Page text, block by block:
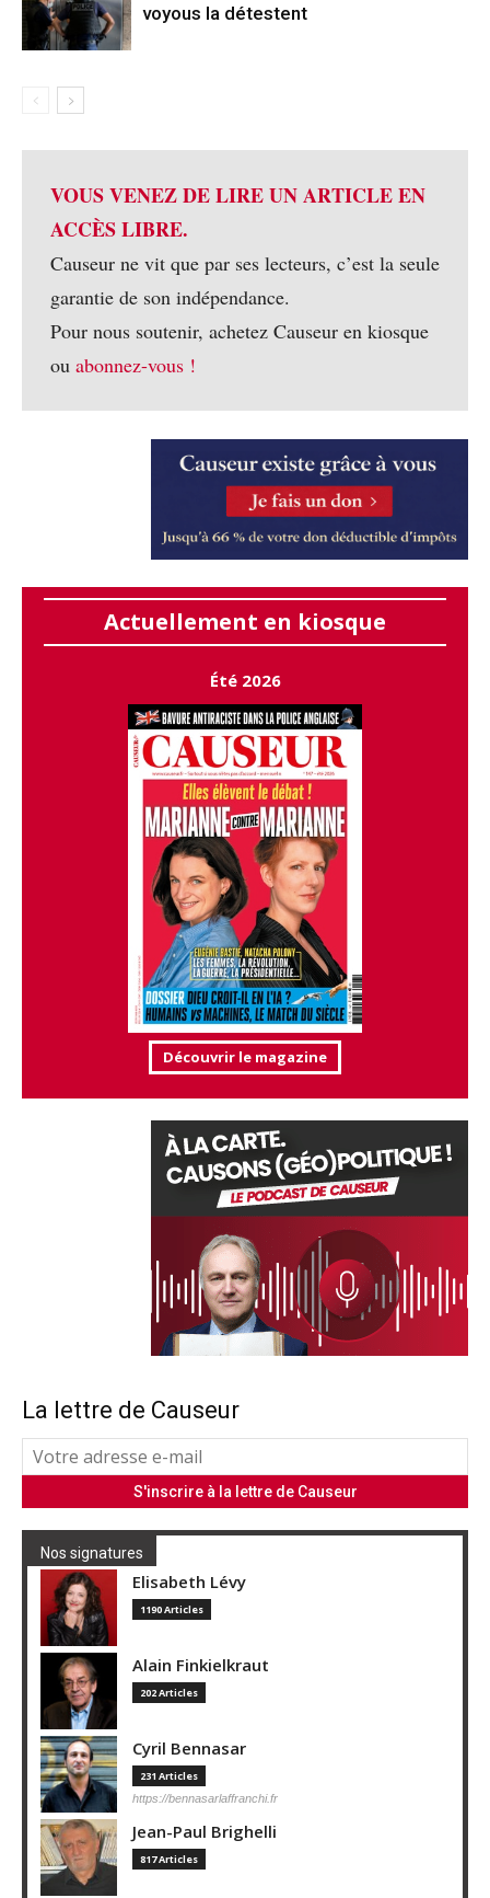
voyous la détestent
VOUS VENEZ DE LIRE UN ARTICLE EN
ACCÈS LIBRE.
Causeur ne vit que par ses lecteurs, c’est la seule
garantie de son indépendance.
Pour nous soutenir, achetez Causeur en kiosque
ou abonnez-vous !
Actuellement en kiosque
Été 2026
Découvrir le magazine
La lettre de Causeur
Nos signatures
Elisabeth Lévy
1190 Articles
Alain Finkielkraut
202 Articles
Cyril Bennasar
231 Articles
https://bennasarlaffranchi.fr
Jean-Paul Brighelli
817 Articles